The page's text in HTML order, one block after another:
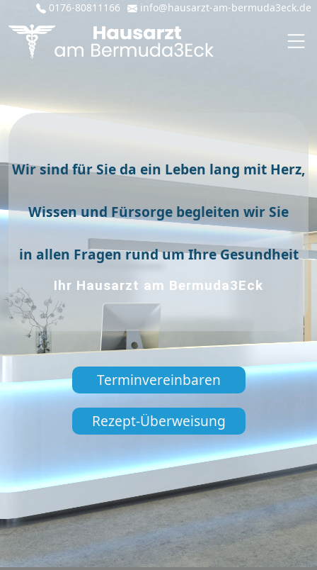
0176-80811166 info@hausarzt-am-bermuda3eck.de
Wir sind für Sie da ein Leben lang mit Herz,
Wissen und Fürsorge begleiten wir Sie
in allen Fragen rund um Ihre Gesundheit
Ihr Hausarzt am Bermuda3Eck
Terminvereinbaren
Rezept-Überweisung